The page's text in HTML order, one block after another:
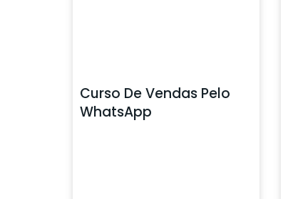
Curso De Vendas Pelo
WhatsApp